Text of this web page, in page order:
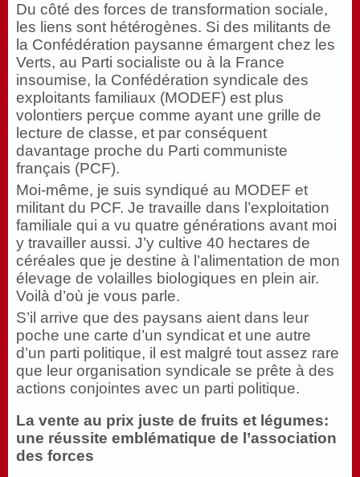
Du côté des forces de transformation sociale,
les liens sont hétérogènes. Si des militants de
la Confédération paysanne émargent chez les
Verts, au Parti socialiste ou à la France
insoumise, la Confédération syndicale des
exploitants familiaux (MODEF) est plus
volontiers perçue comme ayant une grille de
lecture de classe, et par conséquent
davantage proche du Parti communiste
français (PCF).
Moi-même, je suis syndiqué au MODEF et
militant du PCF. Je travaille dans l’exploitation
familiale qui a vu quatre générations avant moi
y travailler aussi. J’y cultive 40 hectares de
céréales que je destine à l’alimentation de mon
élevage de volailles biologiques en plein air.
Voilà d’où je vous parle.
S’il arrive que des paysans aient dans leur
poche une carte d’un syndicat et une autre
d’un parti politique, il est malgré tout assez rare
que leur organisation syndicale se prête à des
actions conjointes avec un parti politique.
La vente au prix juste de fruits et légumes:
une réussite emblématique de l’association
des forces